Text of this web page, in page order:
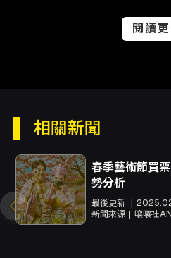
Baptiste Fonlupt。
蘭西島國際鋼琴大賽（
際音樂節與大師班，並接
Nelson Delle Vigne、
Siro Saracino、
Giampaolo Stuani等，
助於其詮釋深度與音色
的曲目各具敘事與情感
奏鳴曲》以其戲劇化的
著稱，常被視為演奏者
閱讀
相關新聞
春季藝術節買
勢分析
最後更新
新聞來源
嚷嚷社